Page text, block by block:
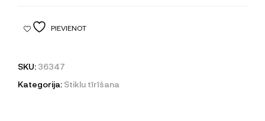
PIEVIENOT
SKU: 36347
Kategorija: Stiklu tīrīšana